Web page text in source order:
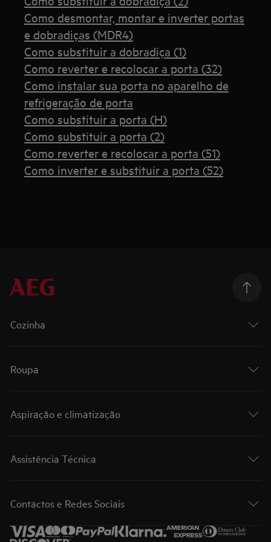
Como desmontar, montar e inverter portas
e dobradiças (MDR4)
Como substituir a dobradiça (1)
Como reverter e recolocar a porta (32)
Como instalar sua porta no aparelho de
refrigeração de porta
Como substituir a porta (H)
Como substituir a porta (2)
Como reverter e recolocar a porta (51)
Como inverter e substituir a porta (52)
Cozinha
Roupa
Aspiração e climatização
Assistência Técnica
Contactos e Redes Sociais